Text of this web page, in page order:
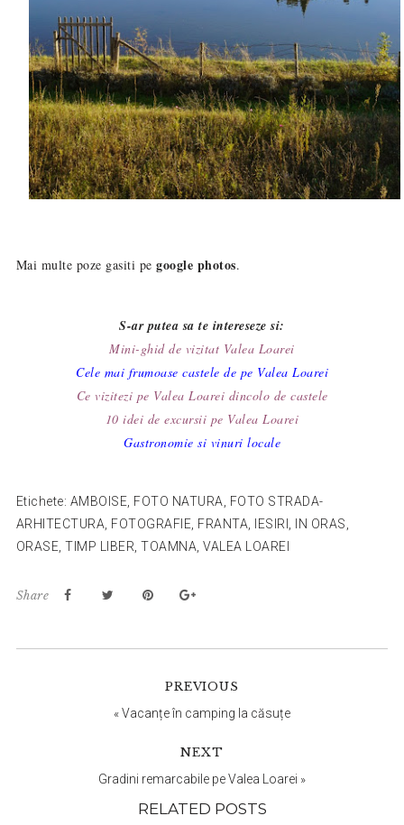
Mai multe poze gasiti pegoogle photos.
S-ar putea sa te intereseze si:
Mini-ghid de vizitat Valea Loarei
Cele mai frumoase castele de pe Valea Loarei
Ce vizitezi pe Valea Loarei dincolo de castele
10 idei de excursii pe Valea Loarei
Gastronomie si vinuri locale
Etichete: AMBOISE FOTO NATURA
FOTO STRADA-
ARHITECTURA FOTOGRAFIE FRANTA IESIRI IN ORAS
ORASE ,TIMP LIBER ,TOAMNA ,VALEA LOAREI
Share
PREVIOUS
«Vacanțe în camping la căsuțe
NEXT
Gradini remarcabile pe Valea Loarei »
Interactions
RELATED POSTS